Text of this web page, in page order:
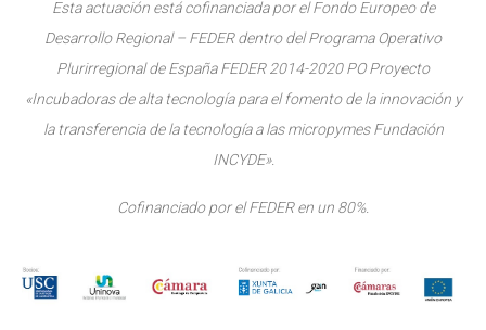
Esta actuación está cofinanciada por el Fondo Europeo de
Desarrollo Regional – FEDER dentro del Programa Operativo
Plurirregional de España FEDER 2014-2020 PO Proyecto
«Incubadoras de alta tecnología para el fomento de la innovación y
la transferencia de la tecnología a las micropymes Fundación
INCYDE».
Cofinanciado por el FEDER en un 80%.